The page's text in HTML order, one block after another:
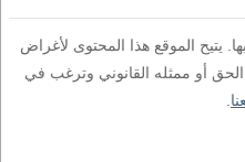
يتيح الموقع هذا المحتوى لأغراض
أو ممثله القانوني وترغب في